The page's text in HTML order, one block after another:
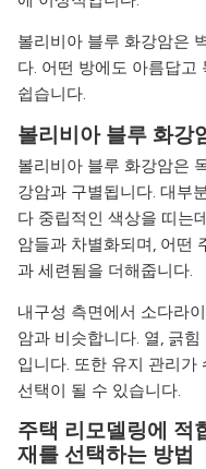
볼리비아 블루 화강암은
다. 어떤 방에도 아름답고
쉽습니다.
볼리비아 블루 화강
볼리비아 블루 화강암은
강암과 구별됩니다. 대부
다 중립적인 색상을 띠는
암들과 차별화되며, 어떤
과 세련됨을 더해줍니다.
내구성 측면에서 소다라
암과 비슷합니다. 열, 긁
입니다. 또한 유지 관리가
선택이 될 수 있습니다.
주택 리모델링에 적
재를 선택하는 방법